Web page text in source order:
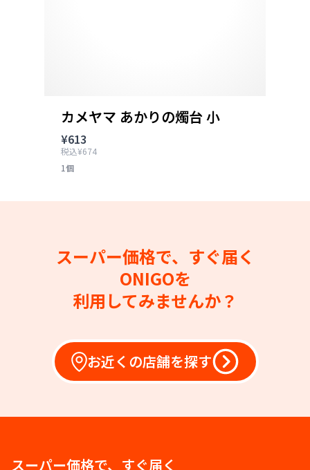
カメヤマ あかりの燭台 小
¥613
税込¥674
1個
スーパー価格で、すぐ届く
ONIGOを
利用してみませんか？
お近くの店舗を探す
スーパー価格で、すぐ届く